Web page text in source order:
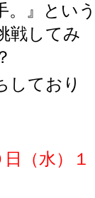
。』とい
戦してみ
ており
（水）１